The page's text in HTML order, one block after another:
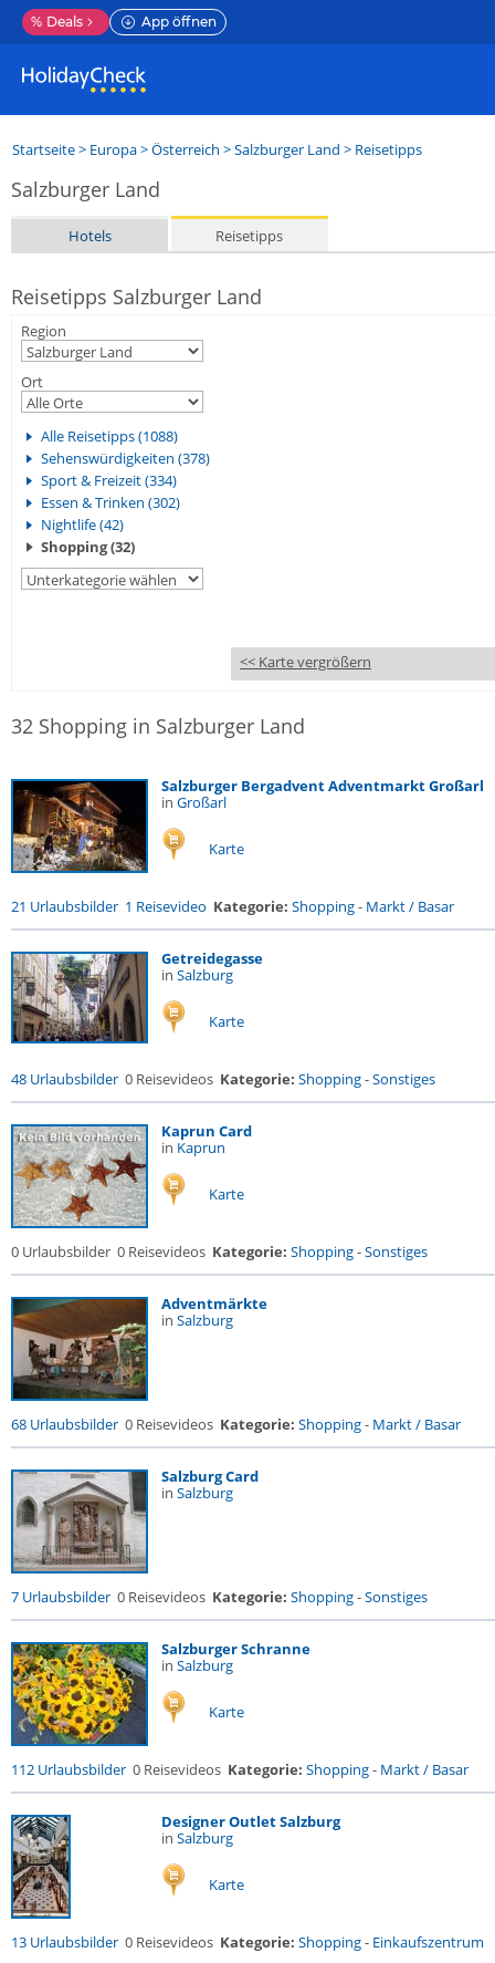
% Deals App öffnen
Startseite> Europa>Österreich >Salzburger Land > Reisetipps
Salzburger Land
Hotels Reisetipps
Reisetipps Salzburger Land
Region
Ort
Alle Reisetipps (1088)
Sehenswürdigkeiten (378)
Sport & Freizeit (334)
Essen & Trinken (302)
Nightlife (42)
Shopping (32)
<< Karte vergrößern
32 Shopping in Salzburger Land
Salzburger Bergadvent Adventmarkt Großarl
in Großarl
Karte
21 Urlaubsbilder 1 Reisevideo Kategorie: Shopping- Markt / Basar
Getreidegasse
in Salzburg
Karte
48 Urlaubsbilder 0 Reisevideos Kategorie: Shopping-Sonstiges
Kaprun Card
in Kaprun
Karte
0 Urlaubsbilder 0 Reisevideos Kategorie: Shopping-Sonstiges
Adventmärkte
in Salzburg
68 Urlaubsbilder 0 Reisevideos Kategorie: Shopping- Markt / Basar
Salzburg Card
in Salzburg
7 Urlaubsbilder 0 Reisevideos Kategorie: Shopping-Sonstiges
Salzburger Schranne
in Salzburg
Karte
112 Urlaubsbilder 0 Reisevideos Kategorie: Shopping- Markt / Basar
Designer Outlet Salzburg
in Salzburg
Karte
13 Urlaubsbilder 0 Reisevideos Kategorie: Shopping- Einkaufszentrum